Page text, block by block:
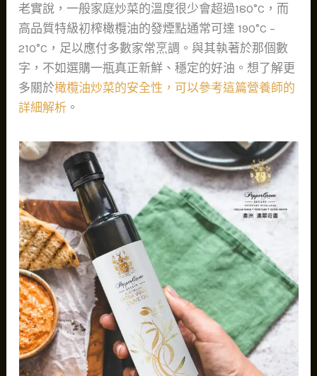
老實說，一般家庭炒菜的溫度很少會超過180°C，而
高品質特級初榨橄欖油的發煙點通常可達 190°C –
210°C，足以應付多數家常烹調。與其執著於那個數
字，不如選購一瓶真正新鮮、穩定的好油。想了解更
多關於橄欖油炒菜的安全性，可以參考這篇營養師的
詳細解析 。